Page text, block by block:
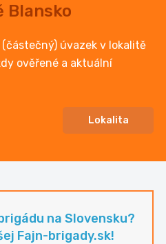
Blansko
úvazek v lokalitě
ověřené a aktuální
Lokalita
na Slovensku?
Fajn-brigady.sk!